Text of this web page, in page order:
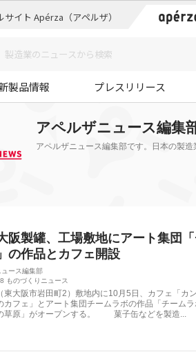
イト Apérza（アペルザ）
製品情報 プレスリリース
アペルザニュース編集
アペルザニュース編集部です。日本の製
阪製罐、工場敷地にアート集団
の作品とカフェ開設
ュース編集部
ものづくりニュース
大阪市岩田町2）敷地内に10月5日、カフェ「カ
カフェ」とアート集団チームラボの作品「チームラ
草原」がオープンする。 菓子缶などを製造...